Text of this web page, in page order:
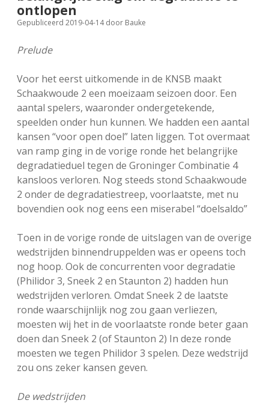
facebookinstagram
ontlopen
Gepubliceerd 2019-04-14door Bauke
Prelude
Voor het eerst uitkomende in de KNSB maakt
Schaakwoude 2 een moeizaam seizoen door. Een
aantal spelers, waaronder ondergetekende,
speelden onder hun kunnen. We hadden een aantal
kansen “voor open doel” laten liggen. Tot overmaat
van ramp ging in de vorige ronde het belangrijke
degradatieduel tegen de Groninger Combinatie 4
kansloos verloren. Nog steeds stond Schaakwoude
2 onder de degradatiestreep, voorlaatste, met nu
bovendien ook nog eens een miserabel “doelsaldo”
Toen in de vorige ronde de uitslagen van de overige
wedstrijden binnendruppelden was er opeens toch
nog hoop. Ook de concurrenten voor degradatie
(Philidor 3, Sneek 2 en Staunton 2) hadden hun
wedstrijden verloren. Omdat Sneek 2 de laatste
ronde waarschijnlijk nog zou gaan verliezen,
moesten wij het in de voorlaatste ronde beter gaan
doen dan Sneek 2 (of Staunton 2) In deze ronde
moesten we tegen Philidor 3 spelen. Deze wedstrijd
zou ons zeker kansen geven.
De wedstrijden